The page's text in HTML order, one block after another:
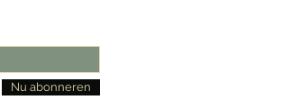
Nu abonneren